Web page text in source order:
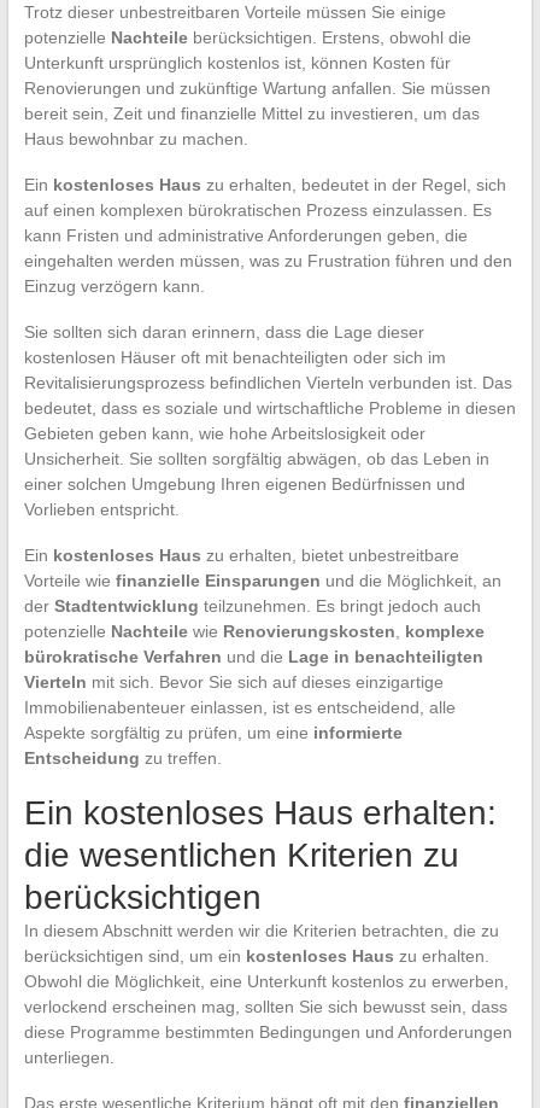
Trotz dieser unbestreitbaren Vorteile müssen Sie einige
potenzielle Nachteileberücksichtigen. Erstens, obwohl die
Unterkunft ursprünglich kostenlos ist, können Kosten für
Renovierungen und zukünftige Wartung anfallen. Sie müssen
bereit sein, Zeit und finanzielle Mittel zu investieren, um das
Haus bewohnbar zu machen.
Ein kostenloses Haus zu erhalten, bedeutet in der Regel, sich
auf einen komplexen bürokratischen Prozess einzulassen. Es
kann Fristen und administrative Anforderungen geben, die
eingehalten werden müssen, was zu Frustration führen und den
Einzug verzögern kann.
Sie sollten sich daran erinnern, dass die Lage dieser
kostenlosen Häuser oft mit benachteiligten oder sich im
Revitalisierungsprozess befindlichen Vierteln verbunden ist. Das
bedeutet, dass es soziale und wirtschaftliche Probleme in diesen
Gebieten geben kann, wie hohe Arbeitslosigkeit oder
Unsicherheit. Sie sollten sorgfältig abwägen, ob das Leben in
einer solchen Umgebung Ihren eigenen Bedürfnissen und
Vorlieben entspricht.
Ein kostenloses Haus zu erhalten, bietet unbestreitbare
Vorteile wie finanzielle Einsparungen und die Möglichkeit, an
der Stadtentwicklung teilzunehmen. Es bringt jedoch auch
potenzielle Nachteilewie Renovierungskosten
komplexe
bürokratische Verfahren und die Lage in benachteiligten
Vierteln mit sich. Bevor Sie sich auf dieses einzigartige
Immobilienabenteuer einlassen, ist es entscheidend, alle
Aspekte sorgfältig zu prüfen, um eine informierte
Entscheidung zu treffen.
Ein kostenloses Haus erhalten:
die wesentlichen Kriterien zu
berücksichtigen
In diesem Abschnitt werden wir die Kriterien betrachten, die zu
berücksichtigen sind, um ein kostenloses Haus zu erhalten.
Obwohl die Möglichkeit, eine Unterkunft kostenlos zu erwerben,
verlockend erscheinen mag, sollten Sie sich bewusst sein, dass
diese Programme bestimmten Bedingungen und Anforderungen
unterliegen.
Das erste wesentliche Kriterium hängt oft mit den finanziellen